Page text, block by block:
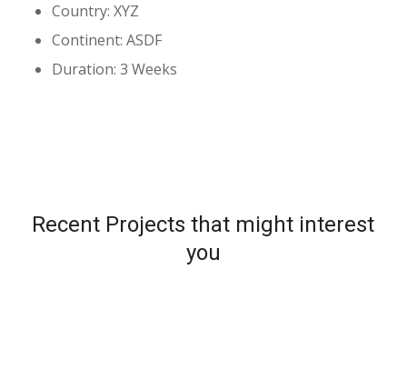
Country: XYZ
Continent: ASDF
Duration: 3 Weeks
Recent Projects that might interest
you